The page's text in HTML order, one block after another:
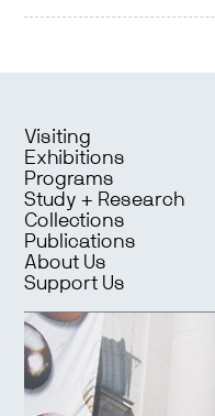
Visiting
Exhibitions
Programs
Study + Research
Collections
Publications
About Us
Support Us